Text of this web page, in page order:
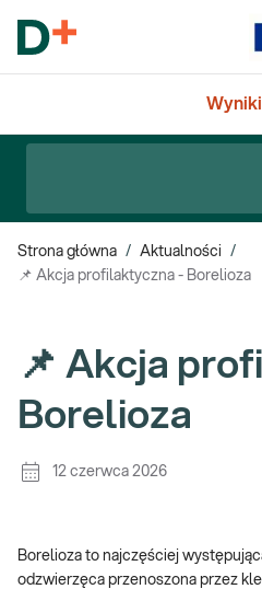
Strona główna / Aktualności
/
📌 Akcja profilaktyczna - Borelioza
📌 Akcja
Borelioza
12 czerwca 2026
Borelioza to najczęściej
odzwierzęca przenoszona przez